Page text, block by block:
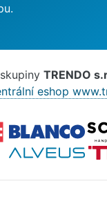
TRENDO
eshop